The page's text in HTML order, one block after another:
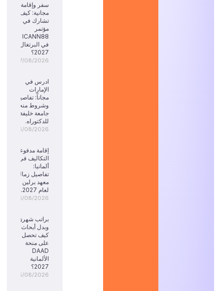
سفر وإقامة
مجانية: كيف
تشارك في
مؤتمر
ICANN88
في البرتغال
2027؟
07/08/2026
ادرس في
الإمارات
مجاناً: تفاصيل
وشروط منحة
جامعة خليفة
للدكتوراه.
06/08/2026
إقامة مدفوعة
التكاليف في
ألمانيا:
تفاصيل زمالة
معهد برلين
06/08/2026
براتب شهري
وبدل أبحاث:
كيف تحصل
على منحة
DAAD
الألمانية
2027؟
05/08/2026